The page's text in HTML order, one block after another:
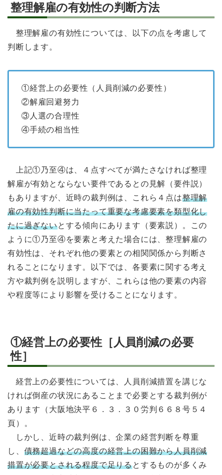
整理解雇の有効性の判断方法
整理解雇の有効性については、以下の点を考慮して
判断します。
①経営上の必要性（人員削減の必要性）
②解雇回避努力
③人選の合理性
④手続の相当性
上記①乃至④は、４点すべてが満たさなければ整理
解雇が有効とならない要件であるとの見解（要件説）
もありますが、近時の裁判例は、これら４点は整理解
雇の有効性判断に当たって重要な考慮要素を類型化し
たに過ぎないとする傾向にあります（要素説）。この
ように①乃至④を要素と考えた場合には、整理解雇の
有効性は、それぞれ他の要素との相関関係から判断さ
れることになります。以下では、各要素に関する考え
方や裁判例を説明しますが、これらは他の要素の内容
や程度等により影響を受けることになります。
①経営上の必要性［人員削減の必要
性］
経営上の必要性については、人員削減措置を講じな
ければ倒産の状況にあることまで必要とする裁判例が
あります（大阪地決平６．３．３０労判６６８号５４
頁）。
しかし、近時の裁判例は、企業の経営判断を尊重
し、 債務超過などの高度の経営上の困難から人員削減
措置が必要とされる程度で足りるとするものが多くみ